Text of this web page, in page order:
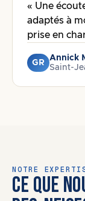
« Une
adaptés à
prise en
GR
Annick
Saint-
NOTRE
CE QUE